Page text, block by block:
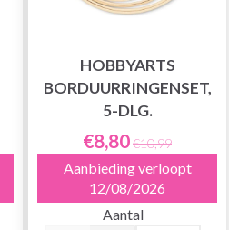
HOBBYARTS
BORDUURRINGENSET,
5-DLG.
€8,80€10,99
Aanbieding verloopt
12/08/2026
Aantal